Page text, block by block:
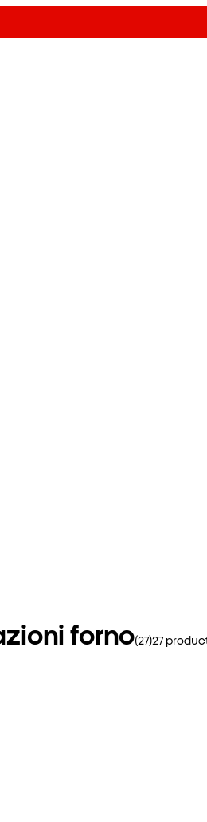
forno(27)27